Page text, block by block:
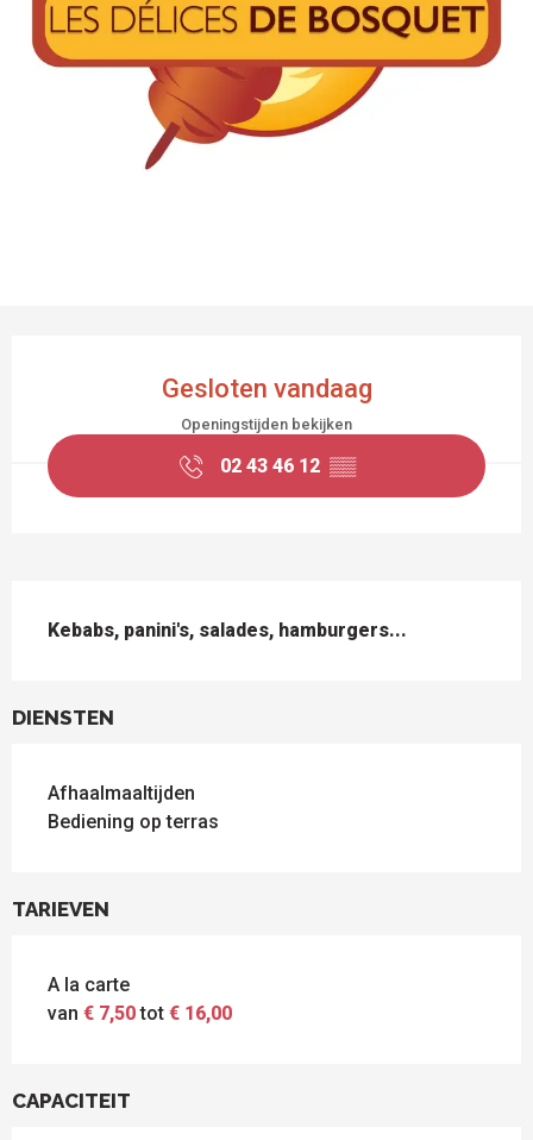
Gesloten vandaag
Openingstijden bekijken
02 43 46 12 ▒▒
Kebabs, panini's, salades, hamburgers...
DIENSTEN
Afhaalmaaltijden
Bediening op terras
TARIEVEN
A la carte
van € 7,50tot € 16,00
CAPACITEIT